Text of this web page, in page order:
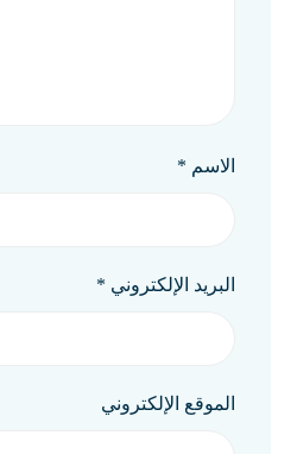
الاسم *
البريد الإلكتروني *
الموقع الإلكتروني